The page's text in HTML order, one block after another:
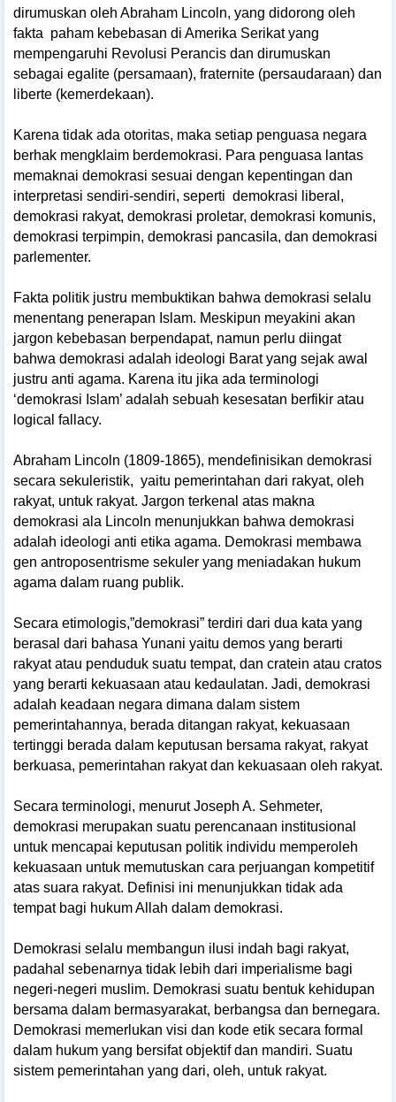
dirumuskan oleh Abraham Lincoln, yang didorong oleh
fakta paham kebebasan di Amerika Serikat yang
mempengaruhi Revolusi Perancis dan dirumuskan
sebagai egalite (persamaan), fraternite (persaudaraan) dan
liberte (kemerdekaan).
Karena tidak ada otoritas, maka setiap penguasa negara
berhak mengklaim berdemokrasi. Para penguasa lantas
memaknai demokrasi sesuai dengan kepentingan dan
interpretasi sendiri-sendiri, seperti demokrasi liberal,
demokrasi rakyat, demokrasi proletar, demokrasi komunis,
demokrasi terpimpin, demokrasi pancasila, dan demokrasi
parlementer.
Fakta politik justru membuktikan bahwa demokrasi selalu
menentang penerapan Islam. Meskipun meyakini akan
jargon kebebasan berpendapat, namun perlu diingat
bahwa demokrasi adalah ideologi Barat yang sejak awal
justru anti agama. Karena itu jika ada terminologi
‘demokrasi Islam’ adalah sebuah kesesatan berfikir atau
logical fallacy.
Abraham Lincoln (1809-1865), mendefinisikan demokrasi
secara sekuleristik, yaitu pemerintahan dari rakyat, oleh
rakyat, untuk rakyat. Jargon terkenal atas makna
demokrasi ala Lincoln menunjukkan bahwa demokrasi
adalah ideologi anti etika agama. Demokrasi membawa
gen antroposentrisme sekuler yang meniadakan hukum
agama dalam ruang publik.
Secara etimologis,”demokrasi” terdiri dari dua kata yang
berasal dari bahasa Yunani yaitu demos yang berarti
rakyat atau penduduk suatu tempat, dan cratein atau cratos
yang berarti kekuasaan atau kedaulatan. Jadi, demokrasi
adalah keadaan negara dimana dalam sistem
pemerintahannya, berada ditangan rakyat, kekuasaan
tertinggi berada dalam keputusan bersama rakyat, rakyat
berkuasa, pemerintahan rakyat dan kekuasaan oleh rakyat.
Secara terminologi, menurut Joseph A. Sehmeter,
demokrasi merupakan suatu perencanaan institusional
untuk mencapai keputusan politik individu memperoleh
kekuasaan untuk memutuskan cara perjuangan kompetitif
atas suara rakyat. Definisi ini menunjukkan tidak ada
tempat bagi hukum Allah dalam demokrasi.
Demokrasi selalu membangun ilusi indah bagi rakyat,
padahal sebenarnya tidak lebih dari imperialisme bagi
negeri-negeri muslim. Demokrasi suatu bentuk kehidupan
bersama dalam bermasyarakat, berbangsa dan bernegara.
Demokrasi memerlukan visi dan kode etik secara formal
dalam hukum yang bersifat objektif dan mandiri. Suatu
sistem pemerintahan yang dari, oleh, untuk rakyat.